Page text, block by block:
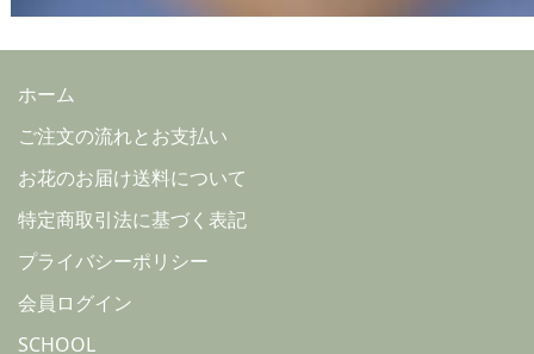
ホーム
ご注文の流れとお支払い
お花のお届け送料について
特定商取引法に基づく表記
プライバシーポリシー
会員ログイン
SCHOOL